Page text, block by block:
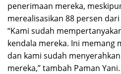
penerimaan mereka,
merealisasikan 88 persen
“Kami sudah
kendala mereka. Ini memang
dan kami sudah
mereka,” tambah Paman Yani.